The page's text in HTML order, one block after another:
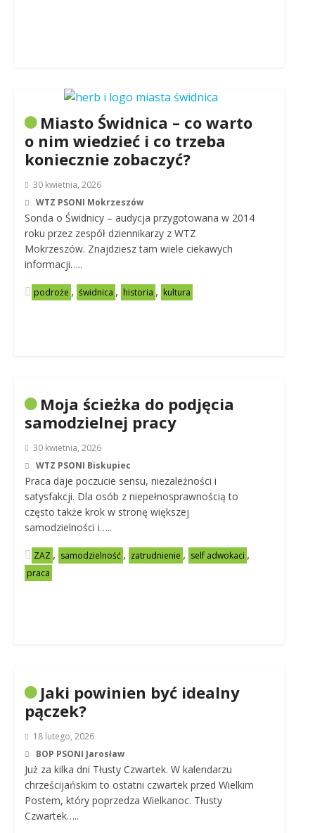
Miasto Świdnica – co warto
o nim wiedzieć i co trzeba
koniecznie zobaczyć?
30 kwietnia, 2026
WTZ PSONI Mokrzeszów
Sonda o Świdnicy – audycja przygotowana w 2014
roku przez zespół dziennikarzy z WTZ
Mokrzeszów. Znajdziesz tam wiele ciekawych
informacji…..
podroże , świdnica , historia , kultura
Moja ścieżka do podjęcia
samodzielnej pracy
30 kwietnia, 2026
WTZ PSONI Biskupiec
Praca daje poczucie sensu, niezależności i
satysfakcji. Dla osób z niepełnosprawnością to
często także krok w stronę większej
samodzielności i…..
ZAZ , samodzielność , zatrudnienie , self adwokaci ,
praca
Jaki powinien być idealny
pączek?
18 lutego, 2026
BOP PSONI Jarosław
Już za kilka dni Tłusty Czwartek. W kalendarzu
chrześcijańskim to ostatni czwartek przed Wielkim
Postem, który poprzedza Wielkanoc. Tłusty
Czwartek…..